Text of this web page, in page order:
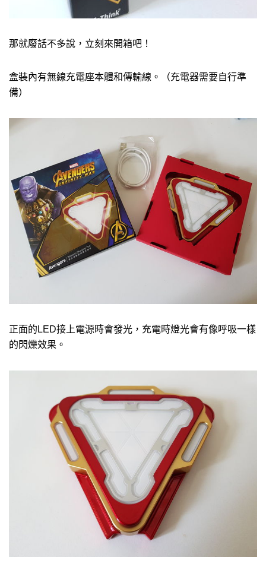
那就廢話不多說，立刻來開箱吧！
盒裝內有無線充電座本體和傳輸線。（充電器需要自行準
備）
正面的LED接上電源時會發光，充電時燈光會有像呼吸一樣
的閃爍效果。